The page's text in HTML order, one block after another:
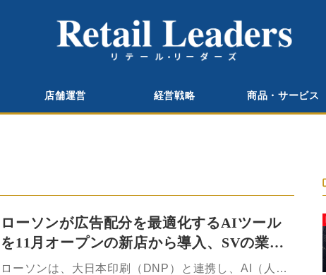
店舗運営 経営戦略 商品・サービス
ローソンが広告配分を最適化するAIツール
を11月オープンの新店から導入、SVの業務
を効率化
ローソンは、大日本印刷（DNP）と連携し、AI（人工